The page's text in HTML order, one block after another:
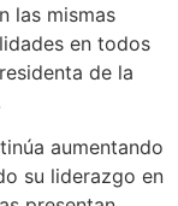
las mismas
en todos
de la
aumentando
su liderazgo en